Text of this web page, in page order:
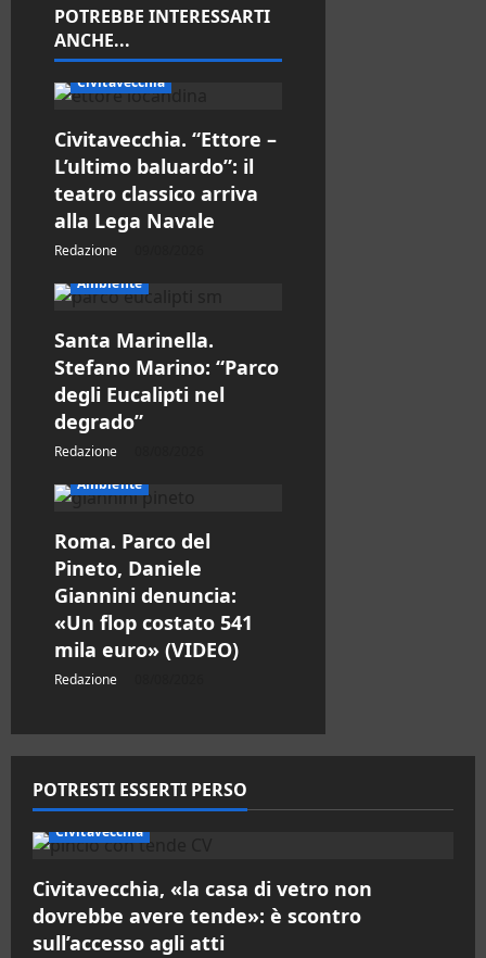
r
t
i
c
o
l
o
POTREBBE INTERESSARTI
ANCHE...
Civitavecchia
Civitavecchia. “Ettore –
L’ultimo baluardo”: il
teatro classico arriva
alla Lega Navale
Redazione
Ambiente
Santa Marinella.
Stefano Marino: “Parco
degli Eucalipti nel
degrado”
Redazione
Ambiente
Roma. Parco del
Pineto, Daniele
Giannini denuncia:
«Un flop costato 541
mila euro» (VIDEO)
Redazione
POTRESTI ESSERTI PERSO
Civitavecchia
Civitavecchia, «la casa di vetro non
dovrebbe avere tende»: è scontro
sull’accesso agli atti